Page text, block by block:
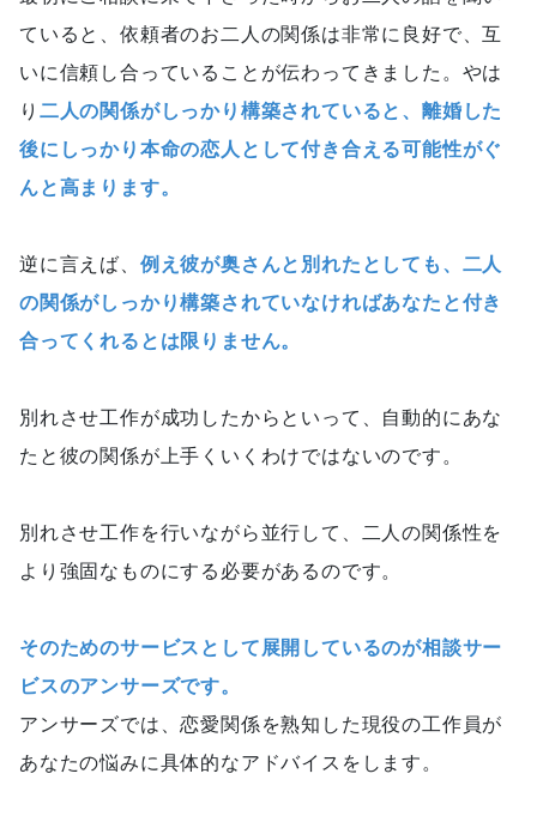
ていると、依頼者のお二人の関係は非常に良好で、互
いに信頼し合っていることが伝わってきました。やは
り 二人の関係がしっかり構築されていると、離婚した
後にしっかり本命の恋人として付き合える可能性がぐ
んと高まります。
逆に言えば、 例え彼が奥さんと別れたとしても、二人
の関係がしっかり構築されていなければあなたと付き
合ってくれるとは限りません。
別れさせ工作が成功したからといって、自動的にあな
たと彼の関係が上手くいくわけではないのです。
別れさせ工作を行いながら並行して、二人の関係性を
より強固なものにする必要があるのです。
そのためのサービスとして展開しているのが相談サー
ビスのアンサーズです。
アンサーズでは、恋愛関係を熟知した現役の工作員が
あなたの悩みに具体的なアドバイスをします。